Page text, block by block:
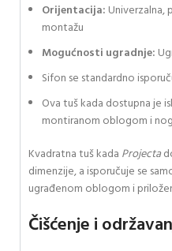
Orijentacija: Univerzalna,
montažu
Mogućnosti ugradnje:
Sifon se standardno
Ova tuš kada dostupna je
montiranom oblogom i
Kvadratna tuš kada Projecta
dimenzije, a isporučuje se
ugrađenom oblogom i
Čišćenje i